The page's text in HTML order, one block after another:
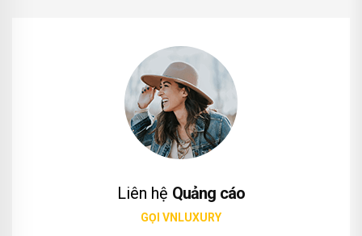
Liên hệ Quảng cáo
GỌI VNLUXURY